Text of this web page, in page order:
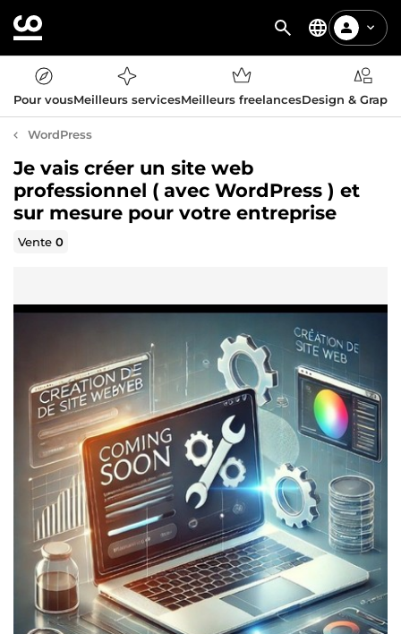
Pour vousMeilleurs servicesMeilleurs freelancesDesign &
WordPress
Je vais créer un site web
professionnel ( avec WordPress ) et
sur mesure pour votre entreprise
Vente0